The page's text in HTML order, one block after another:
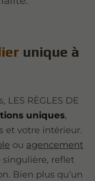
unique à
LES RÈGLES DE
uniques,
et votre intérieur.
ou agencement
reflet
Bien plus qu’un